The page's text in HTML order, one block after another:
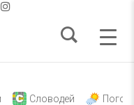
Словодей